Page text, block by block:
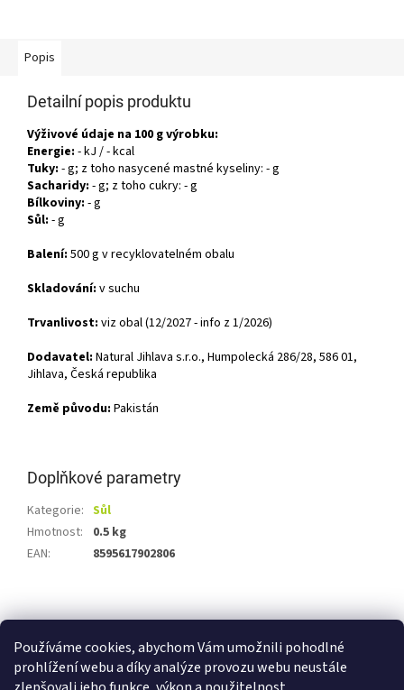
Používáme cookies, abychom Vám umožnili pohodlné
prohlížení webu a díky analýze provozu webu neustále
Popis
Detailní popis produktu
Výživové údaje na 100 g výrobku:
Energie: - kJ / - kcal
Tuky: - g; z toho nasycené mastné kyseliny: - g
Sacharidy: - g; z toho cukry: - g
Bílkoviny: - g
Sůl: - g
Balení: 500 g v recyklovatelném obalu
Skladování: v suchu
Trvanlivost: viz obal (12/2027 - info z 1/2026)
Dodavatel: Natural Jihlava s.r.o., Humpolecká 286/28, 586 01,
Jihlava, Česká republika
Země původu: Pakistán
Doplňkové parametry
Kategorie: Sůl
Hmotnost:
0.5 kg
EAN: 8595617902806
á